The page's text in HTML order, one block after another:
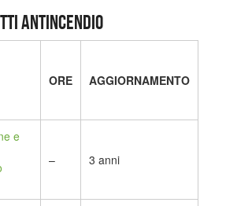
ANTINCENDIO
ORE AGGIORNAMENTO
e
– 3 anni